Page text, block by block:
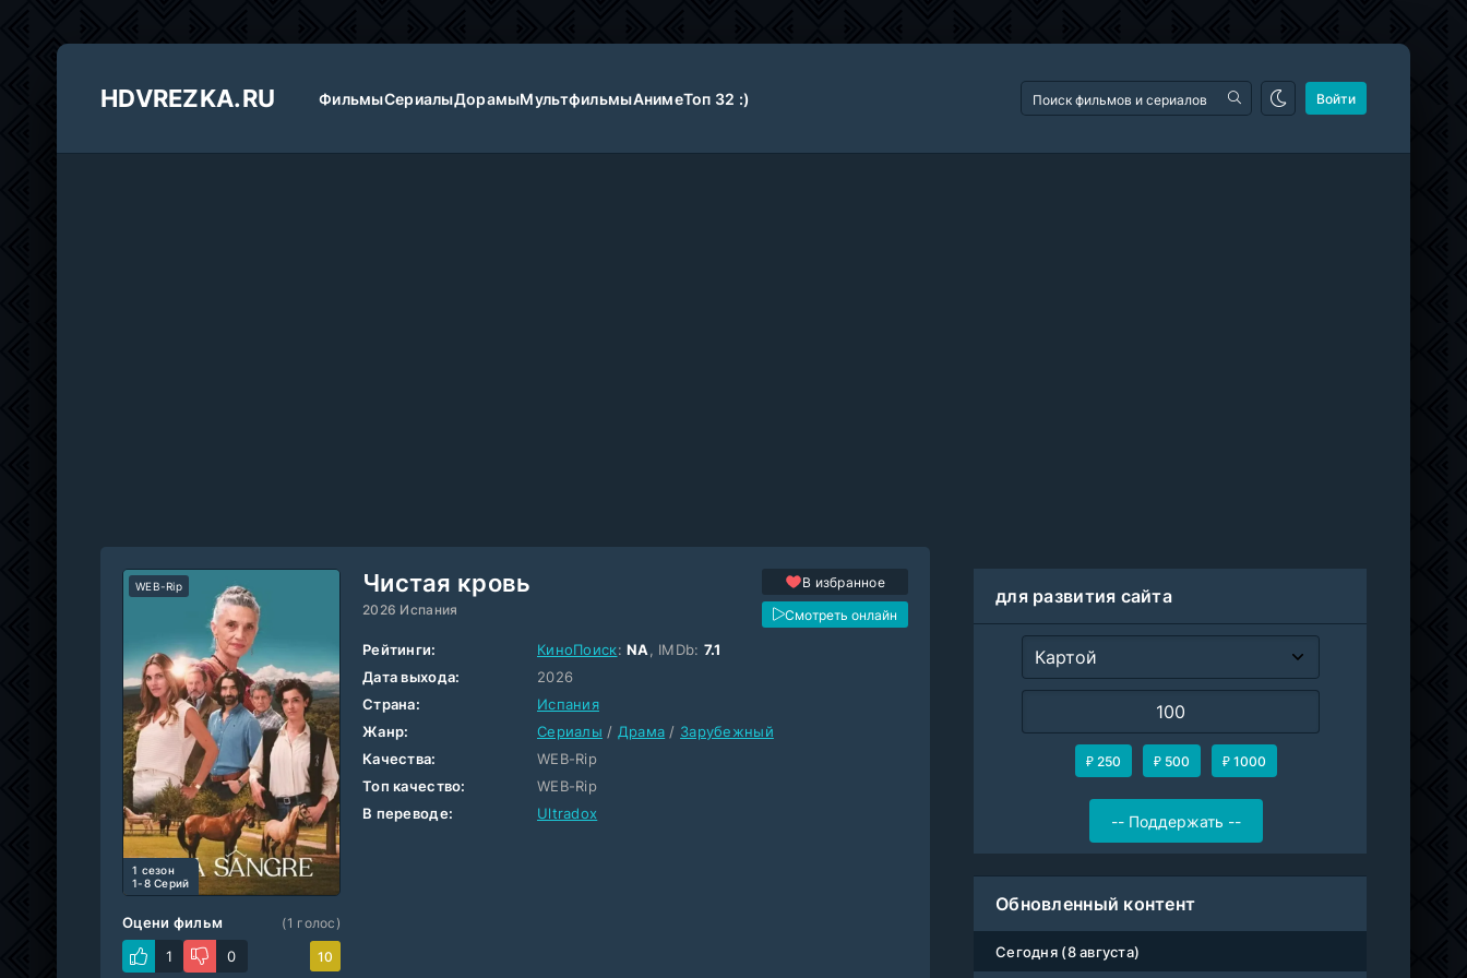
HDVREZKA.RU ФильмыСериалыДорамыМультфильмыАнимеТоп 32 :) Войти
Чистая кровь
2026 Испания
В избранное
Смотреть онлайн
WEB-Rip
1 cезон
1-8 Серий
Оцени фильм
1
0
(1 голос)
10
Рейтинги: КиноПоиск:NA , IMDb: 7.1
Дата выхода:
2026
Страна:
Испания
Жанр:
Сериалы / Драма / Зарубежный
Качества:
WEB-Rip
Топ качество:
WEB-Rip
В переводе:
Ultradox
для развития сайта
₽ 250 ₽ 500 ₽ 1000
Обновленный контент
Сегодня (8 августа)